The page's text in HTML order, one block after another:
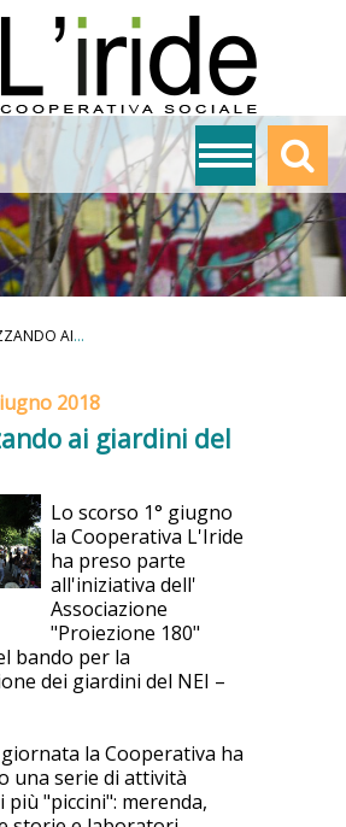
AI...
2018
ai giardini del
Lo scorso 1° giugno
la Cooperativa L'Iride
ha preso parte
all'iniziativa dell'
Associazione
"Proiezione 180"
bando per la
dei giardini del NEI –
la Cooperativa ha
una serie di attività
più "piccini": merenda,